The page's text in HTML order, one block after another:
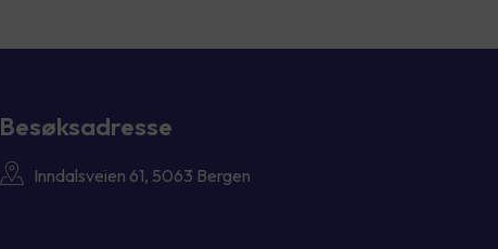
Besøksadresse
Inndalsveien 61, 5063 Bergen